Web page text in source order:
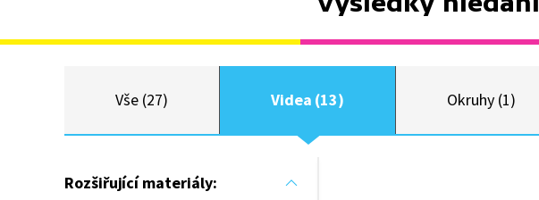
Vše (27) Videa (13) Okruhy (1)
Rozšiřující materiály: